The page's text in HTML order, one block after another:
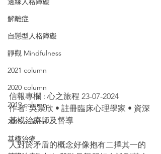
解離症
自戀型人格障礙
靜觀 Mindfulness
2021 column
2020 column
2019 column
2018 column
基模治療
信報專欄 : 心之旅程 23-07-2024
作者: 吳崇欣 • 註冊臨床心理學家 • 資深
基模治療師及督導
人對於矛盾的概念好像抱有二擇其一的